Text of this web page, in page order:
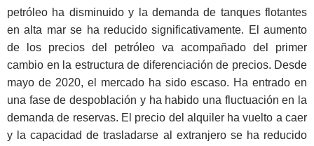
petróleo ha disminuido y la demanda de tanques flotantes
en alta mar se ha reducido significativamente. El aumento
de los precios del petróleo va acompañado del primer
cambio en la estructura de diferenciación de precios. Desde
mayo de 2020, el mercado ha sido escaso. Ha entrado en
una fase de despoblación y ha habido una fluctuación en la
demanda de reservas. El precio del alquiler ha vuelto a caer
y la capacidad de trasladarse al extranjero se ha reducido